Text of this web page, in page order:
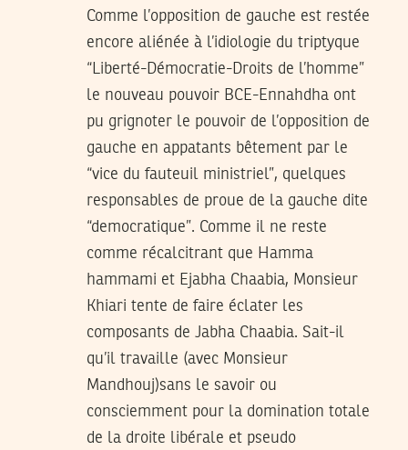
Comme l’opposition de gauche est restée
encore aliénée à l’idiologie du triptyque
“Liberté-Démocratie-Droits de l’homme”
le nouveau pouvoir BCE-Ennahdha ont
pu grignoter le pouvoir de l’opposition de
gauche en appatants bêtement par le
“vice du fauteuil ministriel”, quelques
responsables de proue de la gauche dite
“democratique”. Comme il ne reste
comme récalcitrant que Hamma
hammami et Ejabha Chaabia, Monsieur
Khiari tente de faire éclater les
composants de Jabha Chaabia. Sait-il
qu’il travaille (avec Monsieur
Mandhouj)sans le savoir ou
consciemment pour la domination totale
de la droite libérale et pseudo